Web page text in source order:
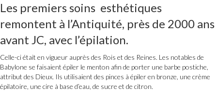
Les premiers soins esthétiques
remontent à l’Antiquité, près de 2000 ans
avant JC, avec l’épilation.
Celle-ci était en vigueur auprès des Rois et des Reines. Les notables de
Babylone se faisaient épiler le menton afin de porter une barbe postiche,
attribut des Dieux. Ils utilisaient des pinces à épiler en bronze, une crème
épilatoire, une cire à base d’eau, de sucre et de citron.